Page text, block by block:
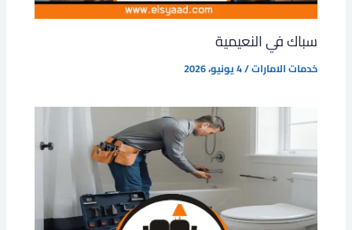
سباك في النعيمية
خدمات الامارات/4 يونيو، 2026